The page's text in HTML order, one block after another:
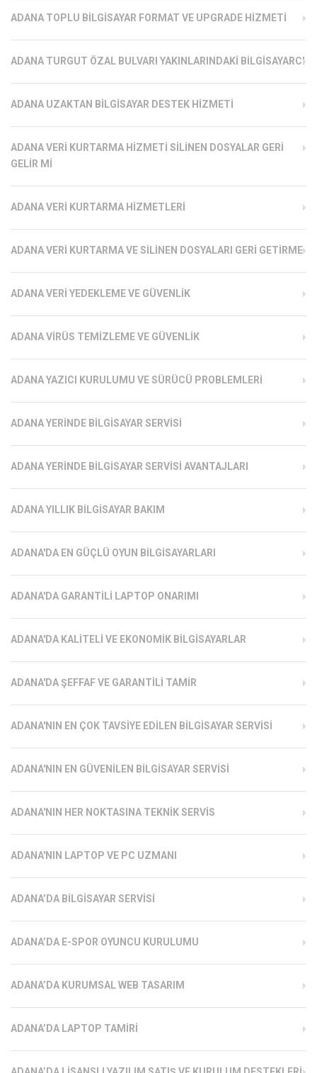
ADANA TOPLU BILGISAYAR FORMAT VE UPGRADE HIZMETI
ADANA TURGUT ÖZAL BULVARI YAKINLARINDAKI BILGISAYARCI
ADANA UZAKTAN BILGISAYAR DESTEK HIZMETI
ADANA VERI KURTARMA HIZMETI SILINEN DOSYALAR GERI
GELIR MI
ADANA VERI KURTARMA HIZMETLERI
ADANA VERI KURTARMA VE SILINEN DOSYALARI GERI GETIRME
ADANA VERI YEDEKLEME VE GÜVENLIK
ADANA VIRÜS TEMIZLEME VE GÜVENLIK
ADANA YAZICI KURULUMU VE SÜRÜCÜ PROBLEMLERI
ADANA YERINDE BILGISAYAR SERVISI
ADANA YERINDE BILGISAYAR SERVISI AVANTAJLARI
ADANA YILLIK BILGISAYAR BAKIM
ADANA'DA EN GÜÇLÜ OYUN BILGISAYARLARI
ADANA'DA GARANTILI LAPTOP ONARIMI
ADANA'DA KALITELI VE EKONOMIK BILGISAYARLAR
ADANA'DA ŞEFFAF VE GARANTILI TAMIR
ADANA'NIN EN ÇOK TAVSIYE EDILEN BILGISAYAR SERVISI
ADANA'NIN EN GÜVENILEN BILGISAYAR SERVISI
ADANA'NIN HER NOKTASINA TEKNIK SERVIS
ADANA'NIN LAPTOP VE PC UZMANI
ADANA’DA BILGISAYAR SERVISI
ADANA’DA E-SPOR OYUNCU KURULUMU
ADANA’DA KURUMSAL WEB TASARIM
ADANA’DA LAPTOP TAMIRI